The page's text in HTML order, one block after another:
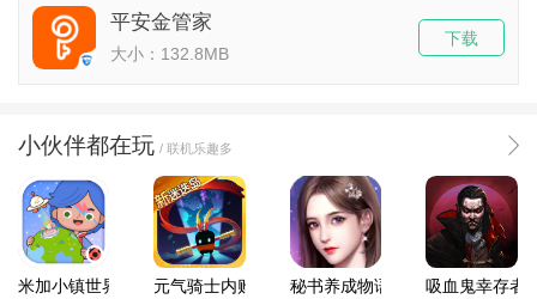
平安金管家
大小：132.8MB
下载
小伙伴都在玩 / 联机乐趣多
米加小镇世界2025官方版元气骑士内购破解版秘书养成物语 吸血鬼幸存者